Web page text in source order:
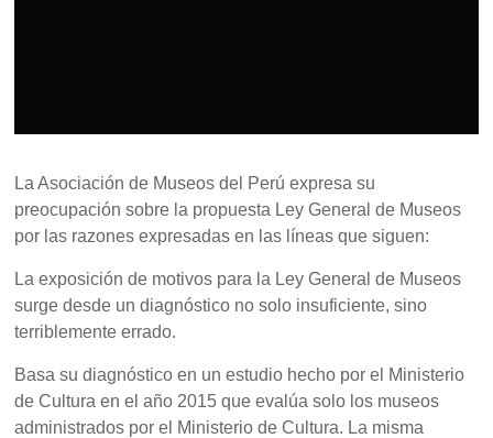
La Asociación de Museos del Perú expresa su
preocupación sobre la propuesta Ley General de Museos
por las razones expresadas en las líneas que siguen:
La exposición de motivos para la Ley General de Museos
surge desde un diagnóstico no solo insuficiente, sino
terriblemente errado.
Basa su diagnóstico en un estudio hecho por el Ministerio
de Cultura en el año 2015 que evalúa solo los museos
administrados por el Ministerio de Cultura. La misma